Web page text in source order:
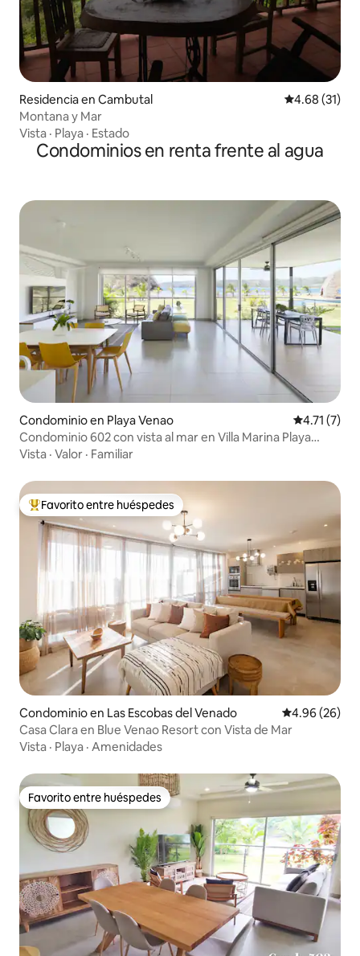
Residencia en Cambutal Calificación
4.68 (31)
Montana y Mar
Vista · Playa · Estado
Condominios en renta frente al agua
Condominio en Playa Venao Calificación
4.71 (7)
Condominio 602 con vista al mar en Villa Marina Playa
Venao
Vista · Valor · Familiar
De los mejores en Favorito entre huéspedes
Favorito entre huéspedes
Condominio en Las Escobas del Venado Calificación
4.96 (26)
Casa Clara en Blue Venao Resort con Vista de Mar
Vista · Playa · Amenidades
Favorito entre huéspedes
Favorito entre huéspedes